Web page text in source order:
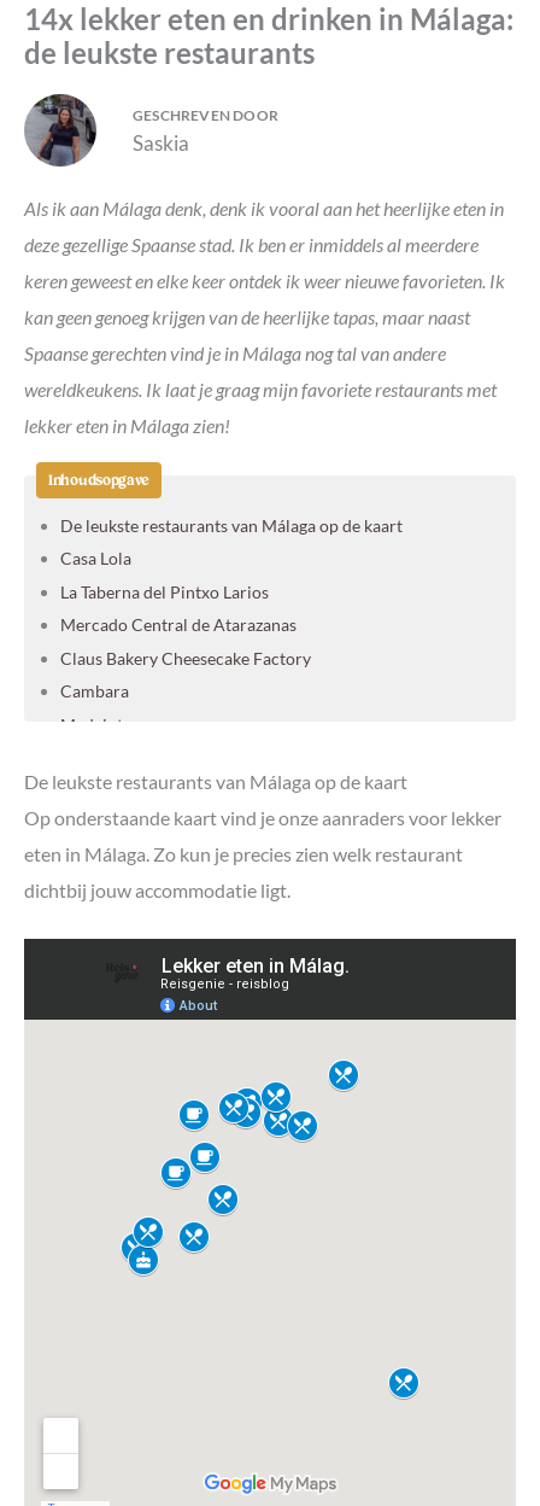
14x lekker eten en drinken in Málaga:
de leukste restaurants
Als ik aan Málaga denk, denk ik vooral aan het heerlijke eten in
deze gezellige Spaanse stad. Ik ben er inmiddels al meerdere
keren geweest en elke keer ontdek ik weer nieuwe favorieten. Ik
kan geen genoeg krijgen van de heerlijke tapas, maar naast
Spaanse gerechten vind je in Málaga nog tal van andere
wereldkeukens. Ik laat je graag mijn favoriete restaurants met
lekker eten in Málaga zien!
Inhoudsopgave
De leukste restaurants van Málaga op de kaart
Casa Lola
La Taberna del Pintxo Larios
Mercado Central de Atarazanas
Claus Bakery Cheesecake Factory
Cambara
Madeinterranea
Shokudo
Spago’s
Byoko
La Flor Negra
Cerveceria 100 montaditos
Wat te doen in Málaga
Verblijven in Málaga: de leukste wijken
De leukste restaurants van Málaga op de kaart
Op onderstaande kaart vind je onze aanraders voor lekker
eten in Málaga. Zo kun je precies zien welk restaurant
dichtbij jouw accommodatie ligt.
GESCHREVEN DOOR
Saskia